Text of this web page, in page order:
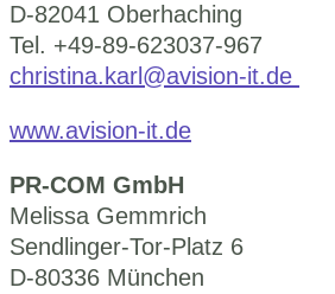
D-82041 Oberhaching
Tel. +49-89-623037-967
christina.karl@avision-it.de
www.avision-it.de
PR-COM GmbH
Melissa Gemmrich
Sendlinger-Tor-Platz 6
D-80336 München